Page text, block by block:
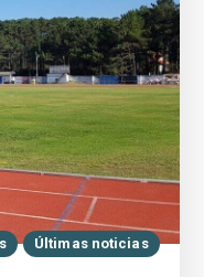
Últimas noticias